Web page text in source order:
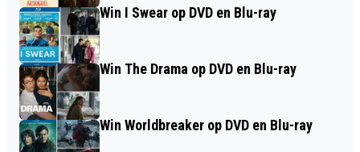
Win I Swear op DVD en Blu-ray
Win The Drama op DVD en Blu-ray
Win Worldbreaker op DVD en Blu-ray